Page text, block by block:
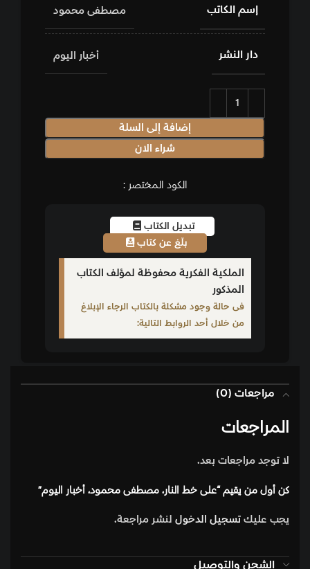
إسم الكاتب مصطفى محمود
دار النشر أخبار اليوم
إضافة إلى السلة
شراء الان
الكود المختصر :
تبديل الكتاب
بلّغ عن كتاب
الملكية الفكرية محفوظة لمؤلف الكتاب
المذكور
فى حالة وجود مشكلة بالكتاب الرجاء الإبلاغ
من خلال أحد الروابط التالية:
مراجعات (0)
المراجعات
لا توجد مراجعات بعد.
كن أول من يقيم “على خط النار، مصطفى محمود، أخبار اليوم”
يجب عليك تسجيل الدخول لنشر مراجعة.
الشحن والتوصيل